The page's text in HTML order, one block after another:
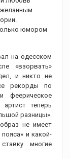
юмором
на одесском
«взорвать»
и никто не
рекорды по
феерическое
теперь
разницы».
не имеет
и какой-
многие